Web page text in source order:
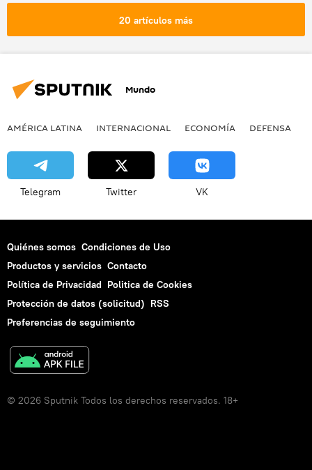
noticias
20 artículos más
Mundo
AMÉRICA LATINA INTERNACIONAL ECONOMÍA DEFENSA
Telegram Twitter VK
Quiénes somos Condiciones de Uso
Productos y servicios Contacto
Política de Privacidad Politica de Cookies
Protección de datos (solicitud) RSS
Preferencias de seguimiento
© 2026 Sputnik Todos los derechos reservados. 18+